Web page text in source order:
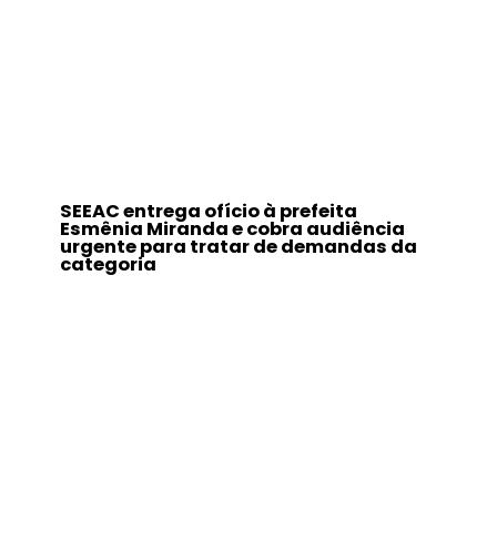
SEEAC entrega ofício à prefeita
Esmênia Miranda e cobra audiência
urgente para tratar de demandas da
categoria